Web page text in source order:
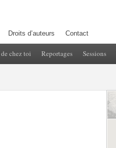
Droits d’auteurs Contact
de chez toi Reportages Sessions